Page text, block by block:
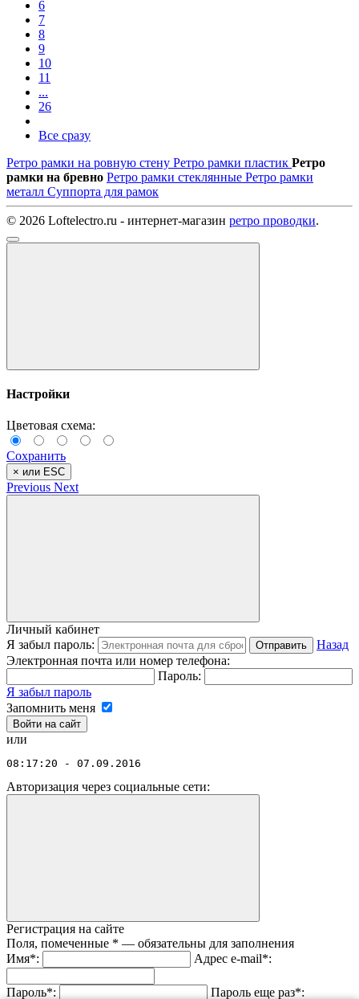
6
7
8
9
10
11
...
26
Все сразу
Ретро рамки на ровную стену Ретро рамки пластик Ретро
рамки на бревно Ретро рамки стеклянные Ретро рамки
металл Суппорта для рамок
© 2026 Loftelectro.ru - интернет-магазин ретро проводки.
Настройки
Цветовая схема:
Сохранить
× или ESC
Previous Next
Личный кабинет
Я забыл пароль:
Отправить
Назад
Электронная почта или номер телефона:
Пароль:
Я забыл пароль
Запомнить меня
или
08:17:20 - 07.09.2016
Авторизация через социальные сети:
Регистрация на сайте
Поля, помеченные * — обязательны для заполнения
Имя*: Адрес e-mail*:
Пароль*: Пароль еще раз*: